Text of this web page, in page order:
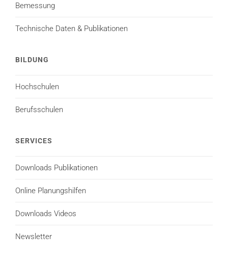
Bemessung
Technische Daten & Publikationen
BILDUNG
Hochschulen
Berufsschulen
SERVICES
Downloads Publikationen
Online Planungshilfen
Downloads Videos
Newsletter